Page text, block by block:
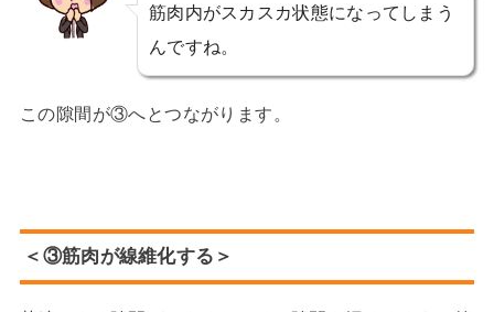
筋肉内がスカスカ状態になってしまう
んですね。
この隙間が③へとつながります。
＜③筋肉が線維化する＞